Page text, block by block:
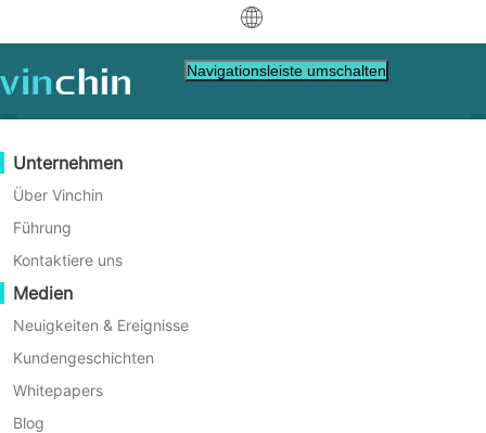
Download Unterstützung
中文
Datenschutz
Backup & Recovery
Echtzeitreplikation
Kontinuierlicher Datenschutz
Offsite-Kopie
Archivierung
Job-Orchestrierung
Workload-Mobilität
V2V-Migration
Virtuell
VMware
Hyper-V
Proxmox
XCP-ng
oVirt
H3C CAS/UIS
ZStack
Sangfor HCI
Unterstützung-Ressourcen
Wissensdatenbank
Wie man Videos abspielt
Hilfezentrum
Live-Veranstaltungen
Webinare
Live-Demo
Kundengeschichten
IT Dienstleistungen
Kaufanleitung
Erfahren Sie, wie Sie kaufen
Lizenzrichtlinie
Häufig gestellte Fragen
Kontakt
Angebot anfordern
Werden Sie ein Partner
Partner Programm
Werden Sie ein Partner
Finde einen Partner.
Finden Sie einen lokalen Partner
Bereits Partner
Partner-Portal-Anmeldung
Unternehmen
Über Vinchin
Führung
Kontaktiere uns
Medien
Neuigkeiten & Ereignisse
Kundengeschichten
Whitepapers
Blog
Navigationsleiste umschalten
Tipps zur Datenbankverwaltung
Da Datenbanken die effiziente
Datenverwaltung erleichtern ist es wichtig sich
um die gespeicherten Daten zu kümmern Hier
finden Sie die besten Tipps zum Verwalten
verschiedener Datenbanken wie Oracle DB